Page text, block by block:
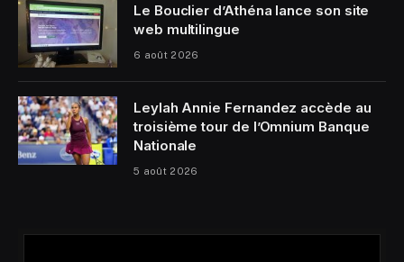
Le Bouclier d’Athéna lance son site
web multilingue
6 août 2026
Leylah Annie Fernandez accède au
troisième tour de l’Omnium Banque
Nationale
5 août 2026